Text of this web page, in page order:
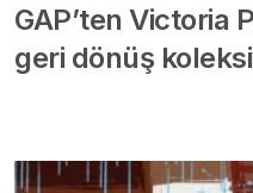
GAP’ten Victoria
geri dönüş